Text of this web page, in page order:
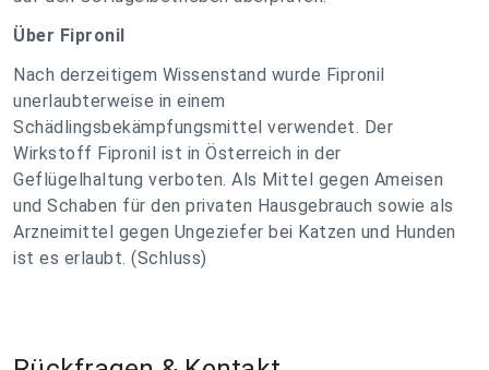
Über Fipronil
Nach derzeitigem Wissenstand wurde Fipronil
unerlaubterweise in einem
Schädlingsbekämpfungsmittel verwendet. Der
Wirkstoff Fipronil ist in Österreich in der
Geflügelhaltung verboten. Als Mittel gegen Ameisen
und Schaben für den privaten Hausgebrauch sowie als
Arzneimittel gegen Ungeziefer bei Katzen und Hunden
ist es erlaubt. (Schluss)